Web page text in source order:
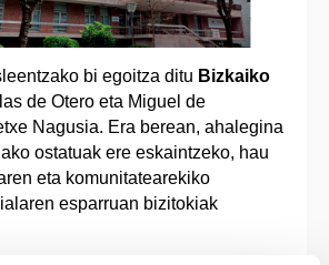
bi egoitza ditu Bizkaiko
de Otero eta Miguel de
Nagusia. Era berean, ahalegina
ostatuak ere eskaintzeko, hau
eta komunitatearekiko
esparruan bizitokiak